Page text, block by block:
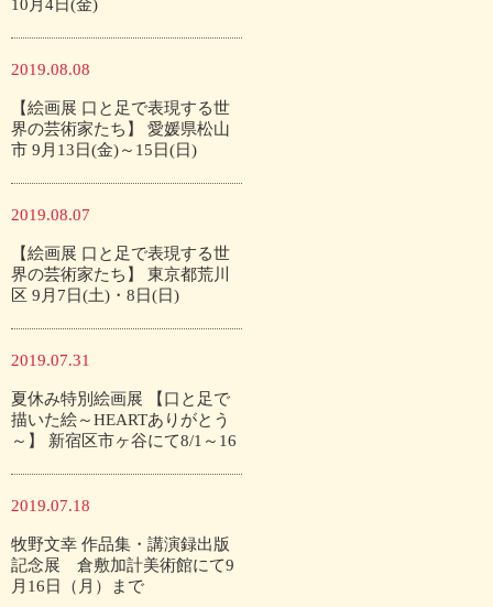
10月4日(金)
2019.08.08
【絵画展 口と足で表現する世
界の芸術家たち】 愛媛県松山
市 9月13日(金)～15日(日)
2019.08.07
【絵画展 口と足で表現する世
界の芸術家たち】 東京都荒川
区 9月7日(土)・8日(日)
2019.07.31
夏休み特別絵画展 【口と足で
描いた絵～HEARTありがとう
～】 新宿区市ヶ谷にて8/1～16
2019.07.18
牧野文幸 作品集・講演録出版
記念展 倉敷加計美術館にて9
月16日（月）まで